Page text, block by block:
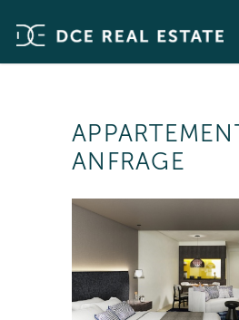
APPARTEMENT
ANFRAGE